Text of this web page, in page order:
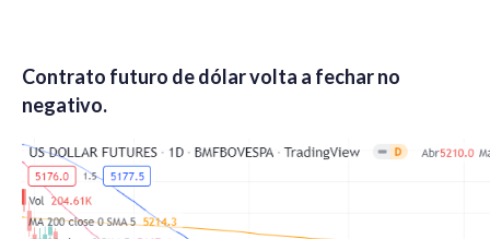
Contrato futuro de dólar volta a fechar no
negativo.